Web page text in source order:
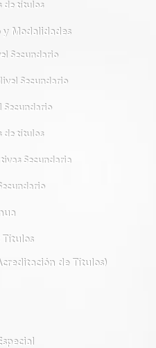
de títulos
y Modalidades
Secundario
Secundario
Secundario
de títulos
Secundaria
de Títulos)